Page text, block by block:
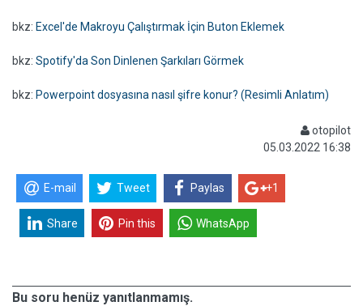
bkz: Excel'de Makroyu Çalıştırmak İçin Buton Eklemek
bkz: Spotify'da Son Dinlenen Şarkıları Görmek
bkz: Powerpoint dosyasına nasıl şifre konur? (Resimli Anlatım)
otopilot
05.03.2022 16:38
E-mail Tweet Paylas +1
Share Pin this WhatsApp
Bu soru henüz yanıtlanmamış.